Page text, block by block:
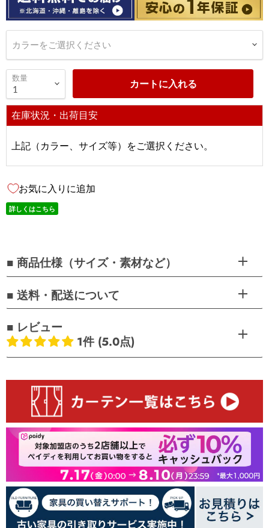
カラーをご選択ください
数量
カートに入れる
在庫状況・出荷目安
上記（カラー、サイズ等）をご選択ください。
お気に入りに追加
詳しくはこちら
■ 商品仕様（サイズ・素材など）
■ 送料・配送について
■ レビュー
1件 (5.0点)
お客様のレビュー
5つ星中5.00つ星
レビュー数 1 件
1
0
0
0
0